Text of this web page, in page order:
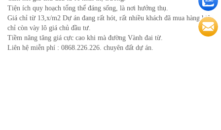
Tiện ích quy hoạch tổng thể đáng sống, là nơi hưởng thụ.
Giá chỉ từ 13,x/m2 Dự án đang rất hót, rất nhiều khách đã mua hàng hiện
chỉ còn vày lô giá chủ đầu tư.
Tiềm năng tăng giá cực cao khi mà đường Vành đai từ.
Liên hệ miễn phí : 0868.226.226. chuyên đất dự án.